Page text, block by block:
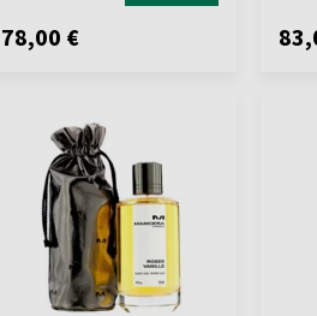
78,00 €